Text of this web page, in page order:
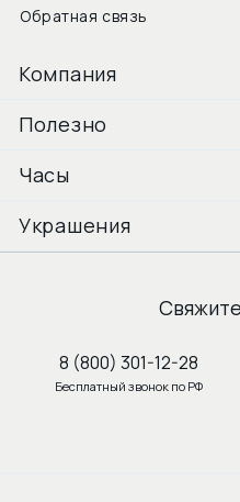
Обратная связь
Компания
Полезно
Часы
Украшения
8 (800) 301-12-28
Бесплатный звонок по РФ